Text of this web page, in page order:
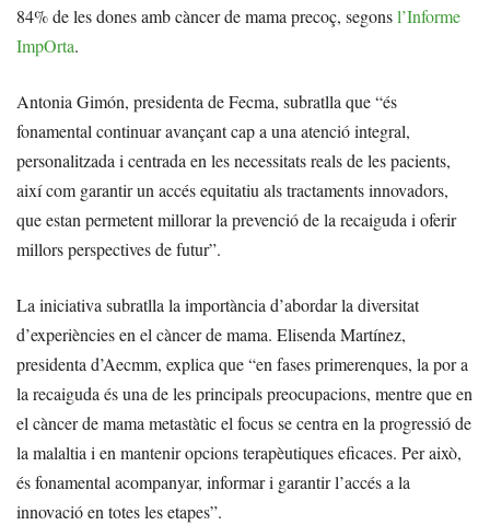
84% de les dones amb càncer de mama precoç, segonsl’Informe
ImpOrta.
Antonia Gimón, presidenta de Fecma, subratlla que “és
fonamental continuar avançant cap a una atenció integral,
personalitzada i centrada en les necessitats reals de les pacients,
així com garantir un accés equitatiu als tractaments innovadors,
que estan permetent millorar la prevenció de la recaiguda i oferir
millors perspectives de futur”.
La iniciativa subratlla la importància d’abordar la diversitat
d’experiències en el càncer de mama. Elisenda Martínez,
presidenta d’Aecmm, explica que “en fases primerenques, la por a
la recaiguda és una de les principals preocupacions, mentre que en
el càncer de mama metastàtic el focus se centra en la progressió de
la malaltia i en mantenir opcions terapèutiques eficaces. Per això,
és fonamental acompanyar, informar i garantir l’accés a la
innovació en totes les etapes”.